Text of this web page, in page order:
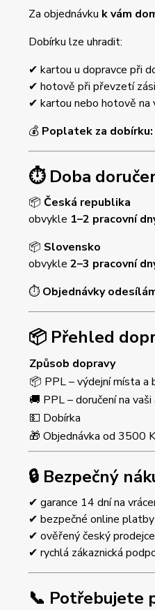
Za objednávku k vám
Dobírku lze uhradit:
✔ kartou u dopravce při
✔ hotově při převzetí
✔ kartou nebo hotově na
💰 Poplatek za dobírku:
⏱ Doba
📦 Česká republika
obvykle 1–2 pracovní
📦 Slovensko
obvykle 2–3 pracovní
⏱ Objednávky
📦 Přehled
Způsob dopravy
📦 PPL – výdejní místa a
🚚 PPL – doručení na vaši
💵 Dobírka
🎁 Objednávka od 3500
🔒 Bezpečný
✔ garance 14 dní na
✔ bezpečné online platby
✔ ověřený český prodejce
✔ rychlá zákaznická
📞 Potřebujete